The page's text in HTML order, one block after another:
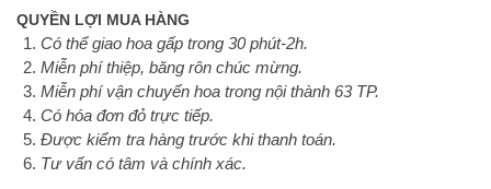
QUYỀN LỢI MUA HÀNG
Có thể giao hoa gấp trong 30 phút-2h.
Miễn phí thiệp, băng rôn chúc mừng.
Miễn phí vận chuyển hoa trong nội thành 63 TP.
Có hóa đơn đỏ trực tiếp.
Được kiểm tra hàng trước khi thanh toán.
Tư vấn có tâm và chính xác.